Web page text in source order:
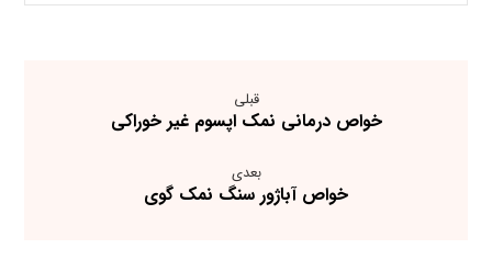
قبلی
خواص درمانی نمک اپسوم غیر خوراکی
بعدی
خواص آباژور سنگ نمک گوی